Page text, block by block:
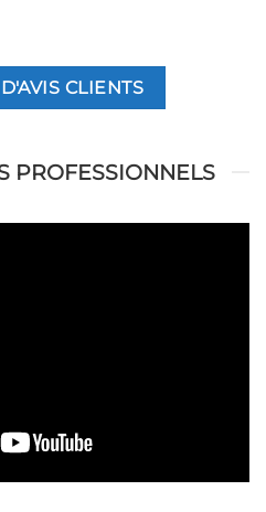
CLIENTS
PROFESSIONNELS